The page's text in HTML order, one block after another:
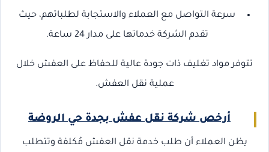
سرعة التواصل مع العملاء والاستجابة لطلباتهم، حيث
تقدم الشركة خدماتها على مدار 24 ساعة.
تتوفر مواد تغليف ذات جودة عالية للحفاظ على العفش خلال
عملية نقل العفش.
أرخص شركة نقل عفش بجدة حي الروضة
يظن العملاء أن طلب خدمة نقل العفش مُكلفة وتتطلب